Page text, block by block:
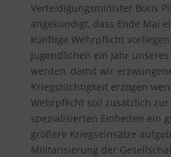
Verteidigungsminister Boris
angekündigt, dass Ende Mai
künftige Wehrpflicht
Jugendlichen ein Jahr
werden, damit wir
Kriegstüchtigkeit erzogen
Wehrpflicht soll zusätzlich
spezialisierten Einheiten ein
größere Kriegseinsätze
Militarisierung der